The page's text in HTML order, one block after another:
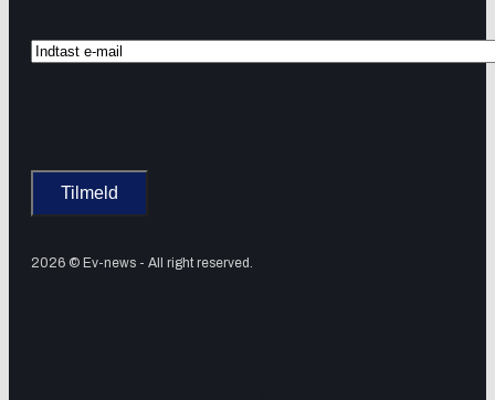
2026 © Ev-news - All right reserved.